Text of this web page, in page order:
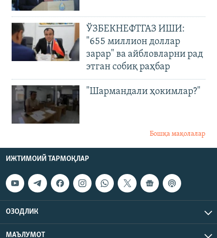
ЎЗБЕКНЕФТГАЗ ИШИ:
"655 миллион доллар
зарар" ва айбловларни рад
этган собиқ раҳбар
"Шармандали ҳокимлар?"
Бошқа мақолалар
ИЖТИМОИЙ ТАРМОҚЛАР
ОЗОДЛИК
МАЪЛУМОТ